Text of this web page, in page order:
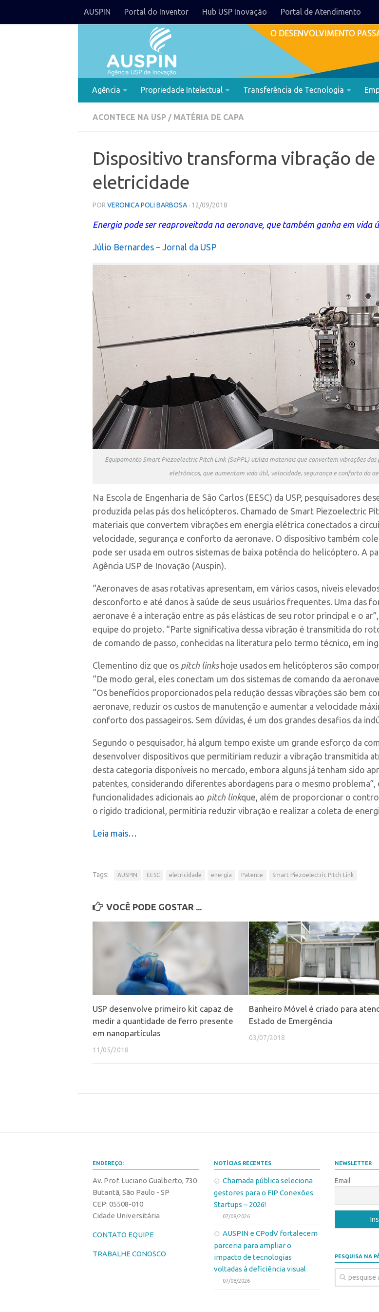
AUSPIN Portal do Inventor Hub USP Inovação Portal de Atendimento
Agência Propriedade Intelectual Transferência de Tecnologia
ACONTECE NA USP / MATÉRIA DE CAPA
Dispositivo transforma vibração
eletricidade
POR VERONICA POLI BARBOSA · 12/09/2018
Energia pode ser reaproveitada na aeronave, que também ganha em vida
Júlio Bernardes – Jornal da USP
Equipamento Smart Piezoelectric Pitch Link (SaPPL) utiliza materiais que convertem vibrações
eletrônicos, que aumentam vida útil, velocidade, segurança e conforto da
Na Escola de Engenharia de São Carlos (EESC) da USP, pesquisadores
produzida pelas pás dos helicópteros. Chamado de Smart Piezoelectric
materiais que convertem vibrações em energia elétrica conectados a
velocidade, segurança e conforto da aeronave. O dispositivo também
pode ser usada em outros sistemas de baixa potência do helicóptero. A
Agência USP de Inovação (Auspin).
“Aeronaves de asas rotativas apresentam, em vários casos, níveis
desconforto e até danos à saúde de seus usuários frequentes. Uma das
aeronave é a interação entre as pás elásticas de seu rotor principal e o
equipe do projeto. “Parte significativa dessa vibração é transmitida do
de comando de passo, conhecidas na literatura pelo termo técnico, em
Clementino diz que os pitch linkshoje usados em helicópteros são
“De modo geral, eles conectam um dos sistemas de comando da
“Os benefícios proporcionados pela redução dessas vibrações são bem
aeronave, reduzir os custos de manutenção e aumentar a velocidade
conforto dos passageiros. Sem dúvidas, é um dos grandes desafios da
Segundo o pesquisador, há algum tempo existe um grande esforço da
desenvolver dispositivos que permitiriam reduzir a vibração transmitida
desta categoria disponíveis no mercado, embora alguns já tenham sido
patentes, considerando diferentes abordagens para o mesmo
funcionalidades adicionais ao pitch linkque, além de proporcionar o
o rígido tradicional, permitiria reduzir vibração e realizar a coleta de
Leia mais…
Tags: AUSPIN EESC eletricidade energia Patente Smart Piezoelectric Pitch Link
VOCÊ PODE GOSTAR ...
USP desenvolve primeiro kit capaz de
medir a quantidade de ferro presente
em nanopartículas
11/05/2018
Banheiro Móvel é criado para
Estado de Emergência
03/07/2018
ENDEREÇO:
Av. Prof. Luciano Gualberto, 730
Butantã, São Paulo - SP
CEP: 05508-010
Cidade Universitária
CONTATO EQUIPE
TRABALHE CONOSCO
NOTÍCIAS RECENTES
Chamada pública seleciona
gestores para o FIP Conexões
Startups – 2026!
07/08/2026
AUSPIN e CPodV fortalecem
parceria para ampliar o
impacto de tecnologias
voltadas à deficiência visual
07/08/2026
NEWSLETTER
Email
PESQUISA NA